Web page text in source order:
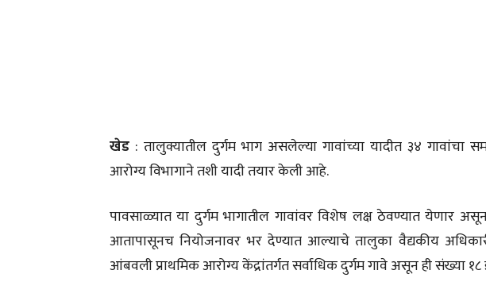
खेड : तालुक्यातील दुर्गम भाग असलेल्या गावांच्या यादीत ३४
आरोग्य विभागाने तशी यादी तयार केली आहे.
पावसाळ्यात या दुर्गम भागातील गावांवर विशेष लक्ष ठेवण्यात येणार असून
आतापासूनच नियोजनावर भर देण्यात आल्याचे तालुका वैद्यकीय
आंबवली प्राथमिक आरोग्य केंद्रांतर्गत सर्वाधिक दुर्गम गावे असून ही संख्या